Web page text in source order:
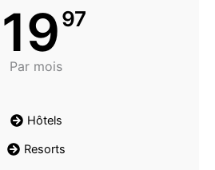
1997
Par mois
Hôtels
Resorts